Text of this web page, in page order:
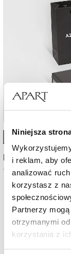
Niniejsza
i reklam, aby
analizować
korzystasz z
Partnerzy
otrzymanymi
korzystania z
High-contrast
Najczęściej
Nowość